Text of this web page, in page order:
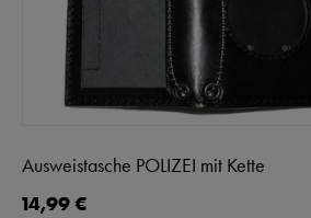
Ausweistasche POLIZEI mit Kette
14,99 €